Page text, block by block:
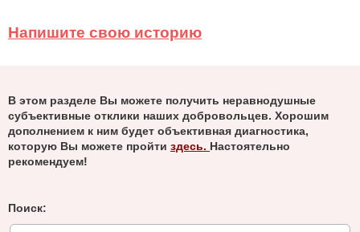
Напишите свою историю
В этом разделе Вы можете получить неравнодушные
субъективные отклики наших добровольцев. Хорошим
дополнением к ним будет объективная диагностика,
которую Вы можете пройти здесь. Настоятельно
рекомендуем!
Поиск: